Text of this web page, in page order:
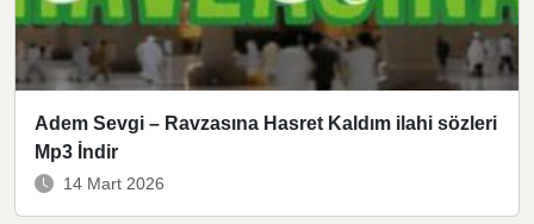
Adem Sevgi – Ravzasına Hasret Kaldım ilahi sözleri
Mp3 İndir
14 Mart 2026